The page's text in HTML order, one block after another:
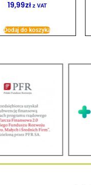
19,99zł z VAT
Dodaj do koszyka